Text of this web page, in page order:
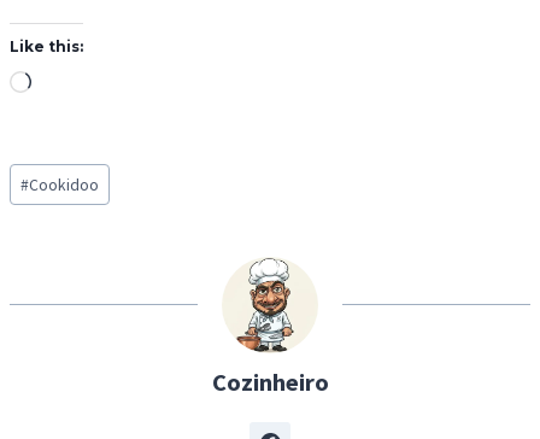
Like this:
L
d
i
…
Post
Tags:
#Cookidoo
Cozinheiro